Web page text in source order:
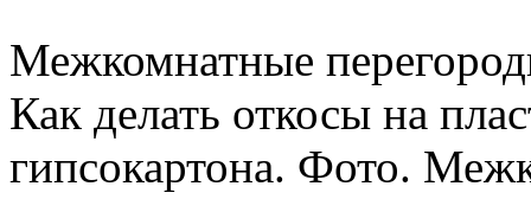
Межкомнатные
Как делать откосы на
гипсокартона. Фото.